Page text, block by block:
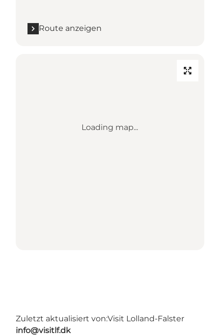
Route anzeigen
Loading map...
Zuletzt aktualisiert von:Visit Lolland-Falster
info@visitlf.dk